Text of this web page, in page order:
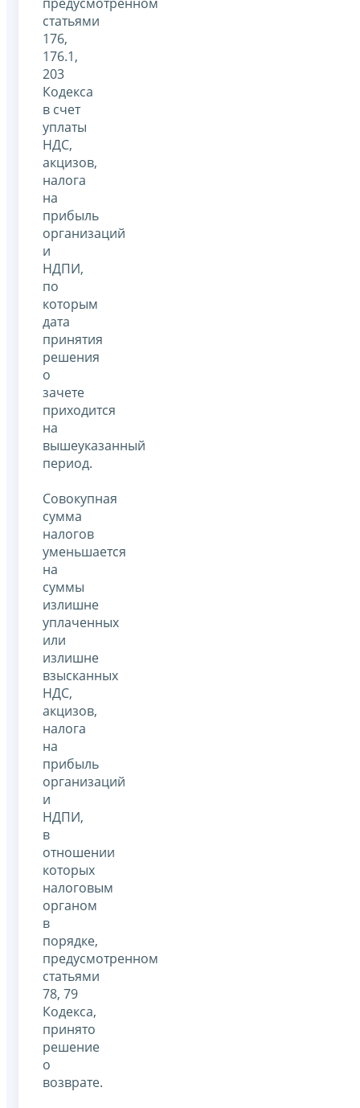
статьями
176,
176.1,
203
Кодекса
в счет
уплаты
НДС,
акцизов,
налога
на
прибыль
организаций
и
НДПИ,
по
которым
дата
принятия
решения
о
зачете
приходится
на
вышеуказанный
период.
Совокупная
сумма
налогов
уменьшается
на
суммы
излишне
уплаченных
или
излишне
взысканных
НДС,
акцизов,
налога
на
прибыль
организаций
и
НДПИ,
в
отношении
которых
налоговым
органом
в
порядке,
предусмотренном
статьями
78, 79
Кодекса,
принято
решение
о
возврате.